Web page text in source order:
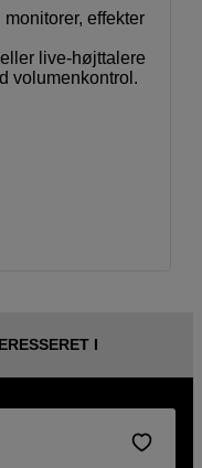
effekter
live-højttalere
volumenkontrol.
I